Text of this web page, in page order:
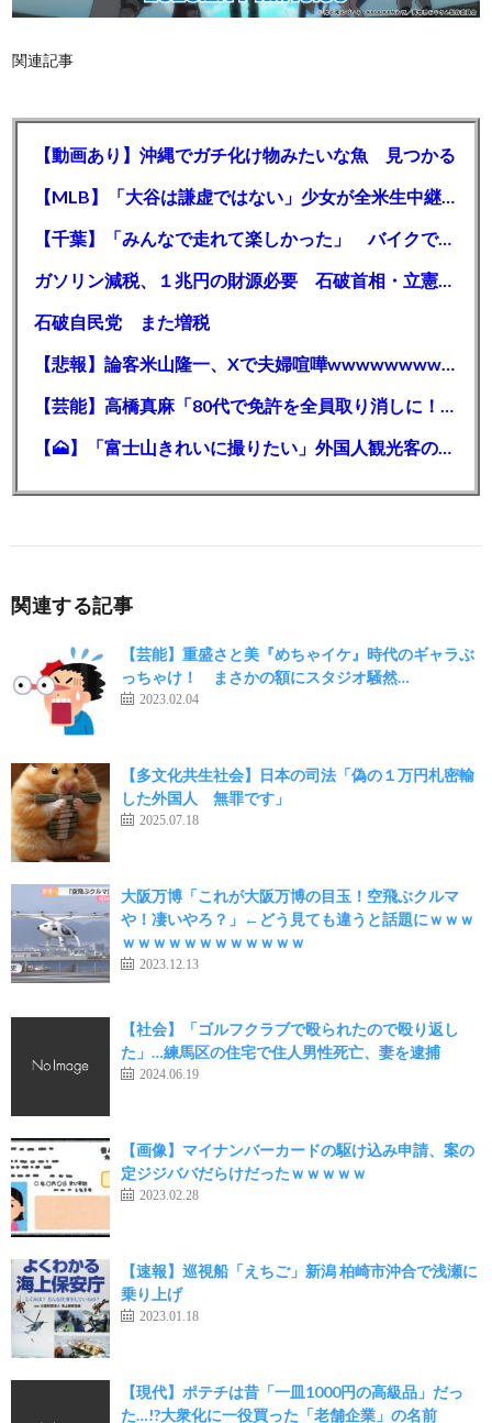
関連記事
【動画あり】沖縄でガチ化け物みたいな魚 見つかる
【MLB】「大谷は謙虚ではない」少女が全米生中継で突然の大谷翔平批判 サイン無視された過去明かす
【千葉】「みんなで走れて楽しかった」 バイクでバースデー集団暴走 男女５７人を書類送検 SNSで参加者募る
ガソリン減税、１兆円の財源必要 石破首相・立憲野田氏「財源は死に物狂いで確保しなければならない」「本当に死に物狂いで」
石破自民党 また増税
【悲報】論客米山隆一、Xで夫婦喧嘩wwwwwwwwwwww
【芸能】高橋真麻「80代で免許を全員取り消しに！」 高齢ドライバーの事故問題で、高齢者の運転免許取り消し法を提案
【🗻】「富士山きれいに撮りたい」外国人観光客のレンタカー事故が急増…「ハンドルが逆で慣れず」、道の狭さも
関連する記事
【芸能】重盛さと美『めちゃイケ』時代のギャラぶ
っちゃけ！ まさかの額にスタジオ騒然…
2023.02.04
【多文化共生社会】日本の司法「偽の１万円札密輸
した外国人 無罪です」
2025.07.18
大阪万博「これが大阪万博の目玉！空飛ぶクルマ
や！凄いやろ？」←どう見ても違うと話題にｗｗｗ
ｗｗｗｗｗｗｗｗｗｗｗｗ
2023.12.13
【社会】「ゴルフクラブで殴られたので殴り返し
た」…練馬区の住宅で住人男性死亡、妻を逮捕
2024.06.19
【画像】マイナンバーカードの駆け込み申請、案の
定ジジババだらけだったｗｗｗｗｗ
2023.02.28
【速報】巡視船「えちご」新潟 柏崎市沖合で浅瀬に
乗り上げ
2023.01.18
【現代】ポテチは昔「一皿1000円の高級品」だっ
た…!?大衆化に一役買った「老舗企業」の名前